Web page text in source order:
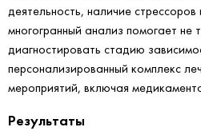
деятельность, наличие
многогранный анализ помогает не
диагностировать стадию
персонализированный комплекс
мероприятий, включая
Результаты